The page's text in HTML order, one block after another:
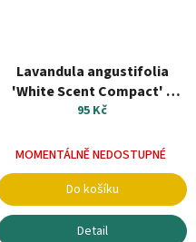
Lavandula angustifolia
'White Scent Compact' –
Levandule lékařská
95 Kč
MOMENTÁLNĚ NEDOSTUPNÉ
Do košíku
Detail